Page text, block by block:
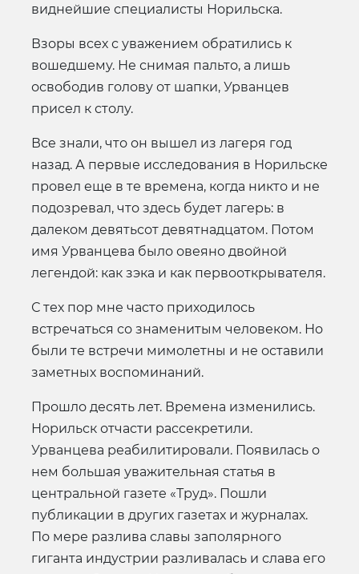
виднейшие специалисты Норильска.
Взоры всех с уважением обратились к
вошедшему. Не снимая пальто, а лишь
освободив голову от шапки, Урванцев
присел к столу.
Все знали, что он вышел из лагеря год
назад. А первые исследования в Норильске
провел еще в те времена, когда никто и не
подозревал, что здесь будет лагерь: в
далеком девятьсот девятнадцатом. Потом
имя Урванцева было овеяно двойной
легендой: как зэка и как первооткрывателя.
С тех пор мне часто приходилось
встречаться со знаменитым человеком. Но
были те встречи мимолетны и не оставили
заметных воспоминаний.
Прошло десять лет. Времена изменились.
Норильск отчасти рассекретили.
Урванцева реабилитировали. Появилась о
нем большая уважительная статья в
центральной газете «Труд». Пошли
публикации в других газетах и журналах.
По мере разлива славы заполярного
гиганта индустрии разливалась и слава его